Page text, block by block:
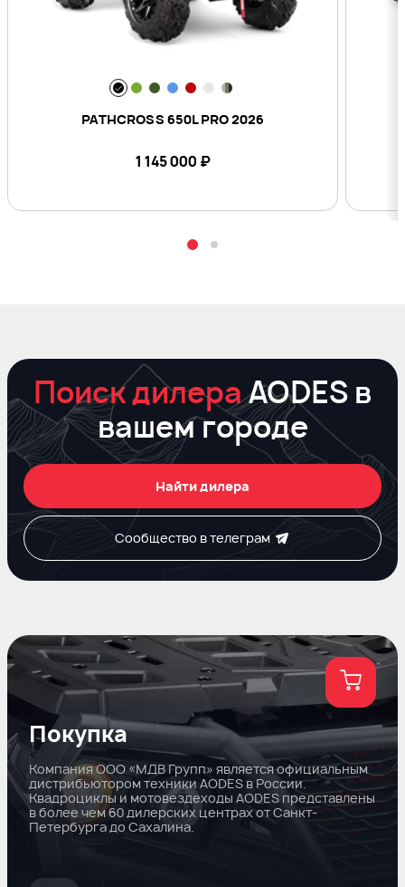
PATHCROSS 650L PRO 2026
1 145 000 ₽
Поиск дилераAODES в
вашем городе
Найти дилера
Сообщество в телеграм
Покупка
Компания ООО «МДВ Групп» является официальным
дистрибьютором техники AODES в России.
Квадроциклы и мотовездеходы AODES представлены
в более чем 60 дилерских центрах от Санкт-
Петербурга до Сахалина.